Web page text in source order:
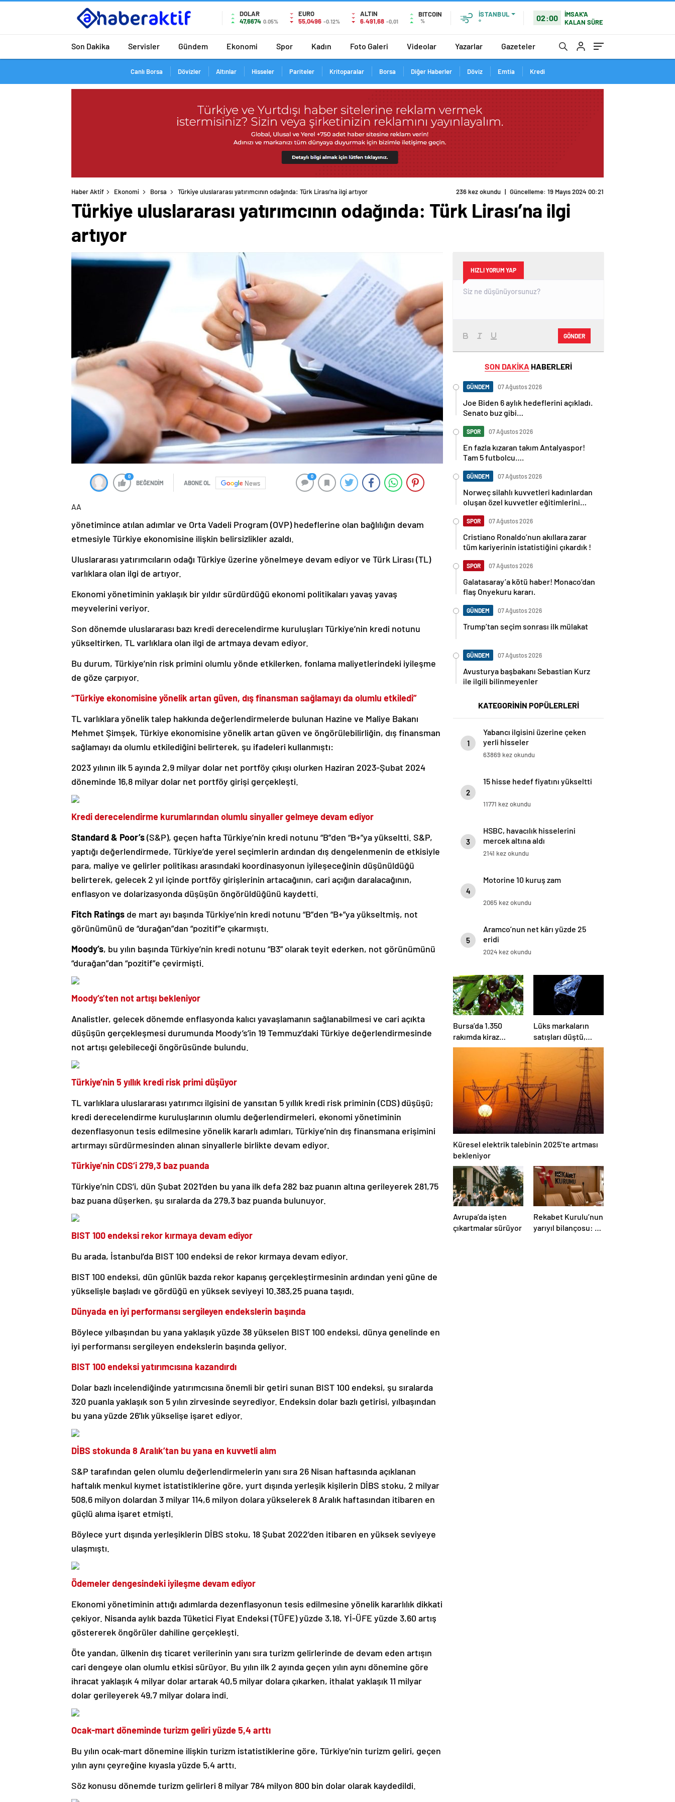
DOLAR
47,6674 0.05%
EURO
55,0496 -0.12%
ALTIN
6.491,68 -0,01
BITCOIN
%
İSTANBUL
°
02:00
İMSAK'A
KALAN SÜRE
Son Dakika Servisler Gündem Ekonomi Spor Kadın Foto Galeri Videolar Yazarlar Gazeteler
Canlı Borsa Dövizler Altınlar Hisseler Pariteler Kritoparalar Borsa Diğer Haberler Döviz Emtia Kredi
Haber Aktif Ekonomi Borsa Türkiye uluslararası yatırımcının odağında: Türk Lirası’na ilgi artıyor 236 kez okundu | Güncelleme: 19 Mayıs 2024 00:21
Türkiye uluslararası yatırımcının odağında: Türk Lirası’na ilgi
artıyor
0
BEĞENDİM ABONE OL News
0
AA
yönetimince atılan adımlar ve Orta Vadeli Program (OVP) hedeflerine olan bağlılığın devam
etmesiyle Türkiye ekonomisine ilişkin belirsizlikler azaldı.
Uluslararası yatırımcıların odağı Türkiye üzerine yönelmeye devam ediyor ve Türk Lirası (TL)
varlıklara olan ilgi de artıyor.
Ekonomi yönetiminin yaklaşık bir yıldır sürdürdüğü ekonomi politikaları yavaş yavaş
meyvelerini veriyor.
Son dönemde uluslararası bazı kredi derecelendirme kuruluşları Türkiye’nin kredi notunu
yükseltirken, TL varlıklara olan ilgi de artmaya devam ediyor.
Bu durum, Türkiye’nin risk primini olumlu yönde etkilerken, fonlama maliyetlerindeki iyileşme
de göze çarpıyor.
“Türkiye ekonomisine yönelik artan güven, dış finansman sağlamayı da olumlu etkiledi”
TL varlıklara yönelik talep hakkında değerlendirmelerde bulunan Hazine ve Maliye Bakanı
Mehmet Şimşek, Türkiye ekonomisine yönelik artan güven ve öngörülebilirliğin, dış finansman
sağlamayı da olumlu etkilediğini belirterek, şu ifadeleri kullanmıştı:
2023 yılının ilk 5 ayında 2,9 milyar dolar net portföy çıkışı olurken Haziran 2023-Şubat 2024
döneminde 16,8 milyar dolar net portföy girişi gerçekleşti.
Kredi derecelendirme kurumlarından olumlu sinyaller gelmeye devam ediyor
Standard & Poor’s(S&P), geçen hafta Türkiye’nin kredi notunu “B”den “B+”ya yükseltti. S&P,
yaptığı değerlendirmede, Türkiye’de yerel seçimlerin ardından dış dengelenmenin de etkisiyle
para, maliye ve gelirler politikası arasındaki koordinasyonun iyileşeceğinin düşünüldüğü
belirterek, gelecek 2 yıl içinde portföy girişlerinin artacağının, cari açığın daralacağının,
enflasyon ve dolarizasyonda düşüşün öngörüldüğünü kaydetti.
Fitch Ratings de mart ayı başında Türkiye’nin kredi notunu “B”den “B+”ya yükseltmiş, not
görünümünü de “durağan”dan “pozitif”e çıkarmıştı.
Moody’s, bu yılın başında Türkiye’nin kredi notunu “B3” olarak teyit ederken, not görünümünü
“durağan”dan “pozitif”e çevirmişti.
Moody’s’ten not artışı bekleniyor
Analistler, gelecek dönemde enflasyonda kalıcı yavaşlamanın sağlanabilmesi ve cari açıkta
düşüşün gerçekleşmesi durumunda Moody’s’in 19 Temmuz’daki Türkiye değerlendirmesinde
not artışı gelebileceği öngörüsünde bulundu.
Türkiye’nin 5 yıllık kredi risk primi düşüyor
TL varlıklara uluslararası yatırımcı ilgisini de yansıtan 5 yıllık kredi risk priminin (CDS) düşüşü;
kredi derecelendirme kuruluşlarının olumlu değerlendirmeleri, ekonomi yönetiminin
dezenflasyonun tesis edilmesine yönelik kararlı adımları, Türkiye’nin dış finansmana erişimini
artırmayı sürdürmesinden alınan sinyallerle birlikte devam ediyor.
Türkiye’nin CDS’i 279,3 baz puanda
Türkiye’nin CDS’i, dün Şubat 2021’den bu yana ilk defa 282 baz puanın altına gerileyerek 281,75
baz puana düşerken, şu sıralarda da 279,3 baz puanda bulunuyor.
BIST 100 endeksi rekor kırmaya devam ediyor
Bu arada, İstanbul’da BIST 100 endeksi de rekor kırmaya devam ediyor.
BIST 100 endeksi, dün günlük bazda rekor kapanış gerçekleştirmesinin ardından yeni güne de
yükselişle başladı ve gördüğü en yüksek seviyeyi 10.383,25 puana taşıdı.
Dünyada en iyi performansı sergileyen endekslerin başında
Böylece yılbaşından bu yana yaklaşık yüzde 38 yükselen BIST 100 endeksi, dünya genelinde en
iyi performansı sergileyen endekslerin başında geliyor.
BIST 100 endeksi yatırımcısına kazandırdı
Dolar bazlı incelendiğinde yatırımcısına önemli bir getiri sunan BIST 100 endeksi, şu sıralarda
320 puanla yaklaşık son 5 yılın zirvesinde seyrediyor. Endeksin dolar bazlı getirisi, yılbaşından
bu yana yüzde 26’lık yükselişe işaret ediyor.
DİBS stokunda 8 Aralık’tan bu yana en kuvvetli alım
S&P tarafından gelen olumlu değerlendirmelerin yanı sıra 26 Nisan haftasında açıklanan
haftalık menkul kıymet istatistiklerine göre, yurt dışında yerleşik kişilerin DİBS stoku, 2 milyar
508,6 milyon dolardan 3 milyar 114,6 milyon dolara yükselerek 8 Aralık haftasından itibaren en
güçlü alıma işaret etmişti.
Böylece yurt dışında yerleşiklerin DİBS stoku, 18 Şubat 2022’den itibaren en yüksek seviyeye
ulaşmıştı.
Ödemeler dengesindeki iyileşme devam ediyor
Ekonomi yönetiminin attığı adımlarda dezenflasyonun tesis edilmesine yönelik kararlılık dikkati
çekiyor. Nisanda aylık bazda Tüketici Fiyat Endeksi (TÜFE) yüzde 3,18, Yİ-ÜFE yüzde 3,60 artış
göstererek öngörüler dahiline gerçekleşti.
Öte yandan, ülkenin dış ticaret verilerinin yanı sıra turizm gelirlerinde de devam eden artışın
cari dengeye olan olumlu etkisi sürüyor. Bu yılın ilk 2 ayında geçen yılın aynı dönemine göre
ihracat yaklaşık 4 milyar dolar artarak 40,5 milyar dolara çıkarken, ithalat yaklaşık 11 milyar
dolar gerileyerek 49,7 milyar dolara indi.
Ocak-mart döneminde turizm geliri yüzde 5,4 arttı
Bu yılın ocak-mart dönemine ilişkin turizm istatistiklerine göre, Türkiye’nin turizm geliri, geçen
yılın aynı çeyreğine kıyasla yüzde 5,4 arttı.
Söz konusu dönemde turizm gelirleri 8 milyar 784 milyon 800 bin dolar olarak kaydedildi.
HIZLI YORUM YAP
GÖNDER
SON DAKİKA HABERLERİ
GÜNDEM 07 Ağustos 2026
Joe Biden 6 aylık hedeflerini açıkladı.
Senato buz gibi…
SPOR 07 Ağustos 2026
En fazla kızaran takım Antalyaspor!
Tam 5 futbolcu….
GÜNDEM 07 Ağustos 2026
Norweç silahlı kuvvetleri kadınlardan
oluşan özel kuvvetler eğitimlerini
SPOR 07 Ağustos 2026
Cristiano Ronaldo’nun akıllara zarar
tüm kariyerinin istatistiğini çıkardık !
SPOR 07 Ağustos 2026
Galatasaray’a kötü haber! Monaco’dan
flaş Onyekuru kararı.
GÜNDEM 07 Ağustos 2026
Trump’tan seçim sonrası ilk mülakat
GÜNDEM 07 Ağustos 2026
Avusturya başbakanı Sebastian Kurz
ile ilgili bilinmeyenler
KATEGORİNİN POPÜLERLERİ
1
Yabancı ilgisini üzerine çeken
yerli hisseler
63869 kez okundu
2
15 hisse hedef fiyatını yükseltti
11771 kez okundu
3
HSBC, havacılık hisselerini
mercek altına aldı
2141 kez okundu
4
Motorine 10 kuruş zam
2065 kez okundu
5
Aramco’nun net kârı yüzde 25
eridi
2024 kez okundu
Bursa’da 1.350
rakımda kiraz
hasadı
kazandırıyor: Kilosu
Lüks markaların
satışları düştü,
hisseleri olumsuz
Küresel elektrik talebinin 2025’te artması
bekleniyor
Avrupa’da işten
çıkartmalar sürüyor
Rekabet Kurulu’nun
yarıyıl bilançosu: 6